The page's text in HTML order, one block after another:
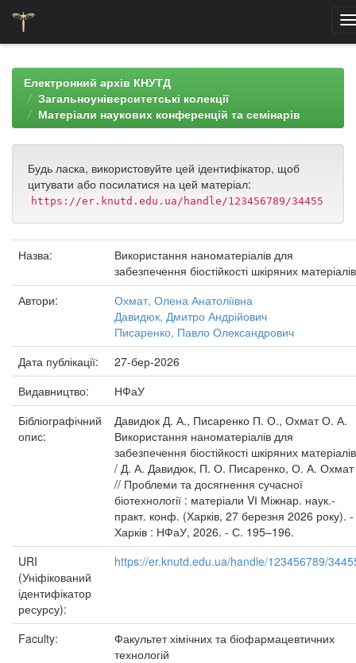
navigationЕлектронний архів КНУТД
Загальноуніверситетські колекції
Матеріали наукових конференцій та семінарів
Будь ласка, використовуйте цей ідентифікатор, щоб
цитувати або посилатися на цей матеріал:
https://er.knutd.edu.ua/handle/123456789/34455
Назва:
Використання наноматеріалів для
забезпечення біостійкості шкіряних матеріалів
Автори:
Охмат, Олена Анатоліївна
Давидюк, Дмитро Андрійович
Писаренко, Павло Олександрович
Дата публікації:
27-бер-2026
Видавництво:
НФаУ
Бібліографічний
опис:
Давидюк Д. А., Писаренко П. О., Охмат О. А.
Використання наноматеріалів для
забезпечення біостійкості шкіряних матеріалів
/ Д. А. Давидюк, П. О. Писаренко, О. А. Охмат
// Проблеми та досягнення сучасної
біотехнології : матеріали VІ Міжнар. наук.-
практ. конф. (Харків, 27 березня 2026 року). -
Харків : НФаУ, 2026. - С. 195–196.
URI
(Уніфікований
ідентифікатор
ресурсу):
https://er.knutd.edu.ua/handle/123456789/
Faculty:
Факультет хімічних та біофармацевтичних
технологій